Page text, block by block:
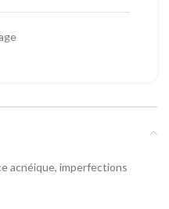
acnéique, imperfections